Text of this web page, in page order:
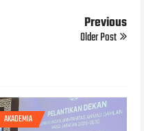
Previous
Older Post
AKADEMIA